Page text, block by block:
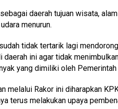
daerah tujuan wisata,
menurun.
tidak tertarik lagi
ini agar tidak
yang dimiliki oleh Pemerintah
melalui Rakor ini diharapkan
terus melakukan upaya